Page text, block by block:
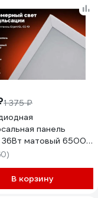
1 375 ₽
панель
матовый 6500K
IP40 (с драйвером)
В корзину